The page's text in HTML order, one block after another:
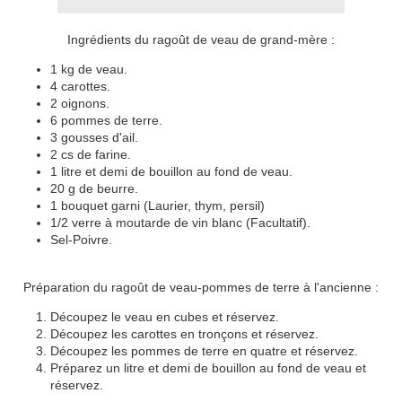
Ingrédients du ragoût de veau de grand-mère :
1 kg de veau.
4 carottes.
2 oignons.
6 pommes de terre.
3 gousses d'ail.
2 cs de farine.
1 litre et demi de bouillon au fond de veau.
20 g de beurre.
1 bouquet garni (Laurier, thym, persil)
1/2 verre à moutarde de vin blanc (Facultatif).
Sel-Poivre.
Préparation du ragoût de veau-pommes de terre à l'ancienne :
Découpez le veau en cubes et réservez.
Découpez les carottes en tronçons et réservez.
Découpez les pommes de terre en quatre et réservez.
Préparez un litre et demi de bouillon au fond de veau et
réservez.